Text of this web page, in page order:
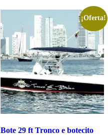
¡Oferta!
Bote 29 ft Tronco e botecito